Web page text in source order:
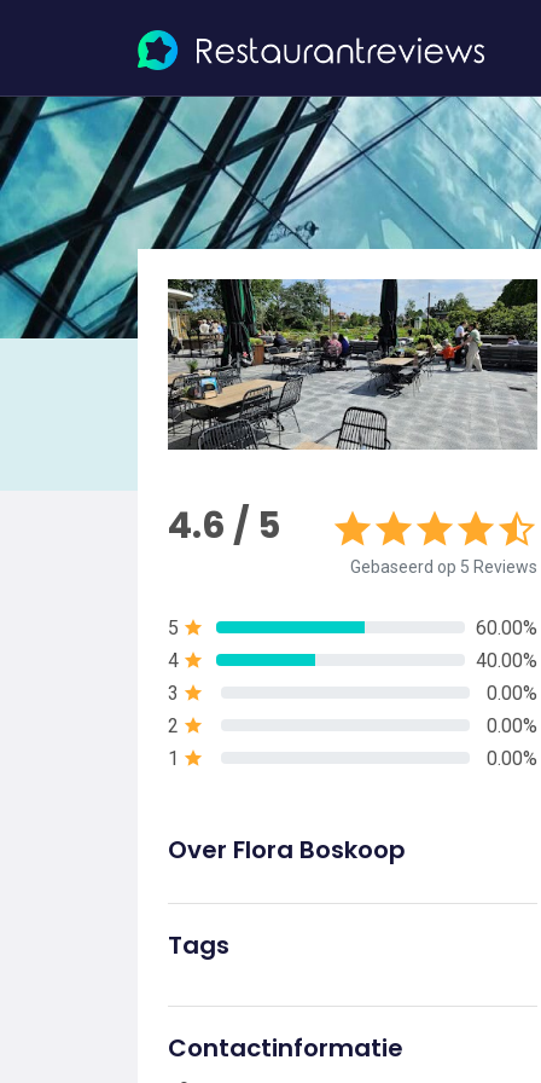
4.6 / 5
Gebaseerd op 5 Reviews
5
60.00%
4
40.00%
3
0.00%
2
0.00%
1
0.00%
Over Flora Boskoop
Tags
Contactinformatie